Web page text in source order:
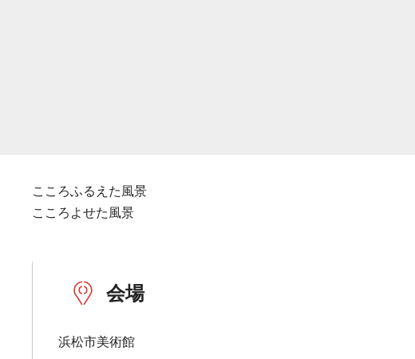
こころふるえた風景
こころよせた風景
会場
浜松市美術館